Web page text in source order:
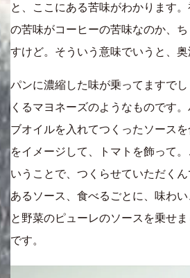
と、ここにある苦味がわかります
の苦味がコーヒーの苦味なのか、
すけど。そういう意味でいうと、奥
パンに濃縮した味が乗ってますで
くるマヨネーズのようなものです
ブオイルを入れてつくったソース
をイメージして、トマトを飾って
いうことで、つくらせていただく
あるソース、食べるごとに、味わ
と野菜のピューレのソースを乗せ
です。